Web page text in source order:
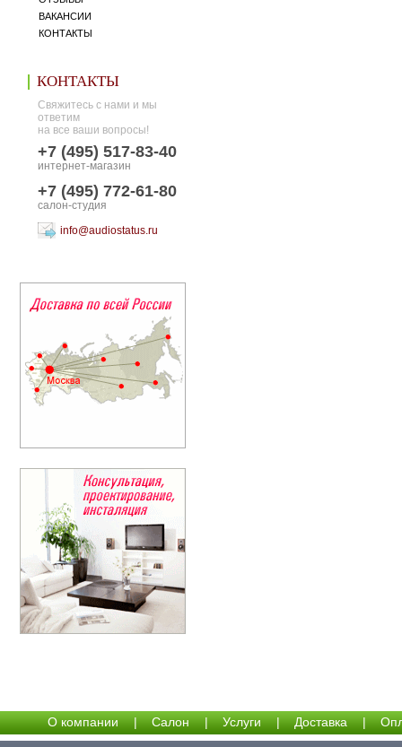
ВАКАНСИИ
КОНТАКТЫ
КОНТАКТЫ
Свяжитесь с нами и мы
ответим
на все ваши вопросы!
+7 (495) 517-83-40
интернет-магазин
+7 (495) 772-61-80
салон-студия
info@audiostatus.ru
О компании | Салон | Услуги | Доставка |